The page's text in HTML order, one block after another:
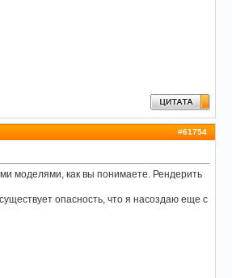
#61754
моделями, как вы понимаете. Рендерить
опасность, что я насоздаю еще с